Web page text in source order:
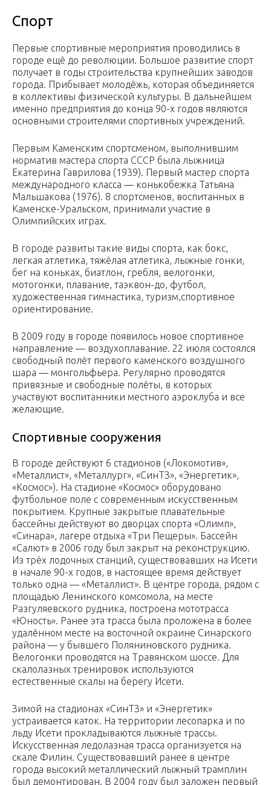
Спорт
Первые спортивные мероприятия проводились в
городе ещё до революции. Большое развитие спорт
получает в годы строительства крупнейших заводов
города. Прибывает молодёжь, которая объединяется
в коллективы физической культуры. В дальнейшем
именно предприятия до конца 90-х годов являются
основными строителями спортивных учреждений.
Первым Каменским спортсменом, выполнившим
норматив мастера спорта СССР была лыжница
Екатерина Гаврилова (1939). Первый мастер спорта
международного класса — конькобежка Татьяна
Мальшакова (1976). 8 спортсменов, воспитанных в
Каменске-Уральском, принимали участие в
Олимпийских играх.
В городе развиты такие виды спорта, как бокс,
легкая атлетика, тяжёлая атлетика, лыжные гонки,
бег на коньках, биатлон, гребля, велогонки,
мотогонки, плавание, таэквон-до, футбол,
художественная гимнастика, туризм,спортивное
ориентирование.
В 2009 году в городе появилось новое спортивное
направление — воздухоплавание. 22 июля состоялся
свободный полёт первого каменского воздушного
шара — монгольфьера. Регулярно проводятся
привязные и свободные полёты, в которых
участвуют воспитанники местного аэроклуба и все
желающие.
Спортивные сооружения
В городе действуют 6 стадионов («Локомотив»,
«Металлист», «Металлург», «СинТЗ», «Энергетик»,
«Космос»). На стадионе «Космос» оборудовано
футбольное поле с современным искусственным
покрытием. Крупные закрытые плавательные
бассейны действуют во дворцах спорта «Олимп»,
«Синара», лагере отдыха «Три Пещеры». Бассейн
«Салют» в 2006 году был закрыт на реконструкцию.
Из трёх лодочных станций, существовавших на Исети
в начале 90-х годов, в настоящее время действует
только одна — «Металлист». В центре города, рядом с
площадью Ленинского комсомола, на месте
Разгуляевского рудника, построена мототрасса
«Юность». Ранее эта трасса была проложена в более
удалённом месте на восточной окраине Синарского
района — у бывшего Поляниновского рудника.
Велогонки проводятся на Травянском шоссе. Для
скалолазных тренировок используются
естественные скалы на берегу Исети.
Зимой на стадионах «СинТЗ» и «Энергетик»
устраивается каток. На территории лесопарка и по
льду Исети прокладываются лыжные трассы.
Искусственная ледолазная трасса организуется на
скале Филин. Существовавший ранее в центре
города высокий металлический лыжный трамплин
был демонтирован. В 2004 году был заложен первый